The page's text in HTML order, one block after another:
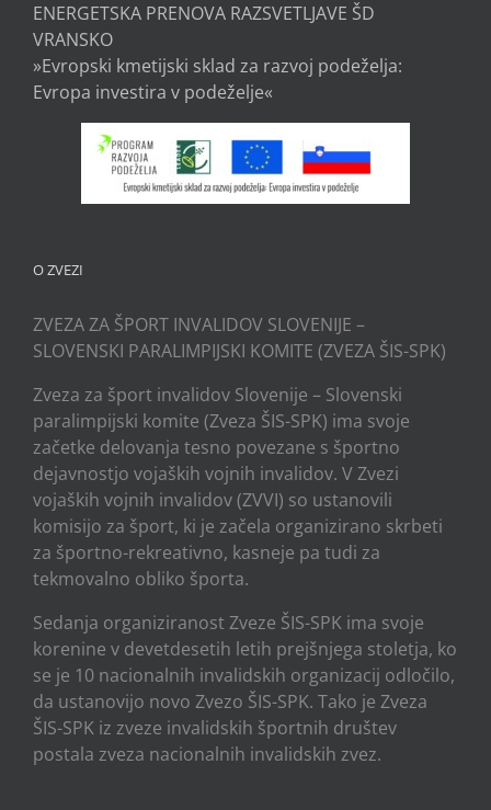
ENERGETSKA PRENOVA RAZSVETLJAVE ŠD
VRANSKO
»Evropski kmetijski sklad za razvoj podeželja:
Evropa investira v podeželje«
O ZVEZI
ZVEZA ZA ŠPORT INVALIDOV SLOVENIJE –
SLOVENSKI PARALIMPIJSKI KOMITE (ZVEZA ŠIS-SPK)
Zveza za šport invalidov Slovenije – Slovenski
paralimpijski komite (Zveza ŠIS-SPK) ima svoje
začetke delovanja tesno povezane s športno
dejavnostjo vojaških vojnih invalidov. V Zvezi
vojaških vojnih invalidov (ZVVI) so ustanovili
komisijo za šport, ki je začela organizirano skrbeti
za športno-rekreativno, kasneje pa tudi za
tekmovalno obliko športa.
Sedanja organiziranost Zveze ŠIS-SPK ima svoje
korenine v devetdesetih letih prejšnjega stoletja, ko
se je 10 nacionalnih invalidskih organizacij odločilo,
da ustanovijo novo Zvezo ŠIS-SPK. Tako je Zveza
ŠIS-SPK iz zveze invalidskih športnih društev
postala zveza nacionalnih invalidskih zvez.